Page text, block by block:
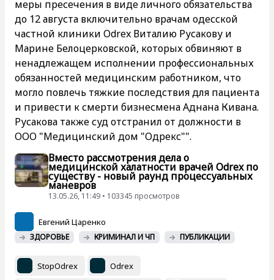
меры пресечения в виде личного обязательства
до 12 августа включительно врачам одесской
частной клиники Odrex Виталию Русакову и
Марине Белоцерковской, которых обвиняют в
ненадлежащем исполнении профессиональных
обязанностей медицинским работником, что
могло повлечь тяжкие последствия для пациента
и привести к смерти бизнесмена Аднана Кивана.
Русакова также суд отстранил от должности в
ООО "Медицинский дом "Одрекс"".
Вместо рассмотрения дела о
медицинской халатности врачей Odrex по
существу - новый раунд процессуальных
маневров
13.05.26, 11:49 • 103345 просмотров
Евгений Царенко
ЗДОРОВЬЕ КРИМИНАЛ И ЧП ПУБЛИКАЦИИ
StopOdrex Odrex